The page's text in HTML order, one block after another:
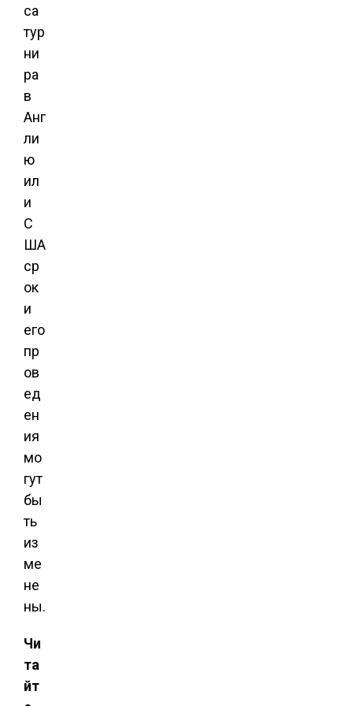
са
тур
ни
ра
в
Анг
ли
ю
ил
и
С
ША
ср
ок
и
его
пр
ов
ед
ен
ия
мо
гут
бы
ть
из
ме
не
ны.
Чи
та
йт